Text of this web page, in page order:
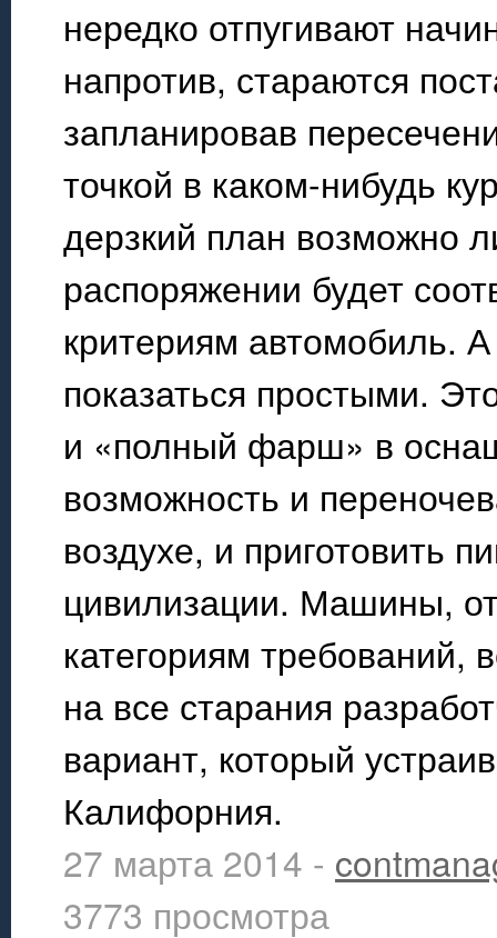
нередко отпугивают
напротив, стараются
запланировав
точкой в каком-нибудь
дерзкий план возможно
распоряжении будет
критериям автомобиль.
показаться простыми.
и «полный фарш» в
возможность и
воздухе, и приготовить
цивилизации. Машины,
категориям требований,
на все старания
вариант, который
Калифорния.
27 марта 2014 -
3773 просмотра